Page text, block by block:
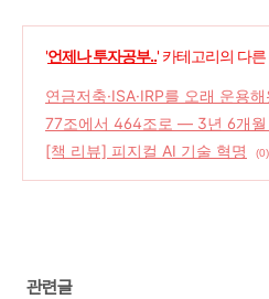
'언제나 투자공부..' 카테고리의 다른
연금저축·ISA·IRP를 오래 운용
성장펀드는 고민된다
(0)
77조에서 464조로 — 3년 6개월
장한 ETF 시장
(0)
[책 리뷰] 피지컬 AI 기술 혁명 (0)
관련글